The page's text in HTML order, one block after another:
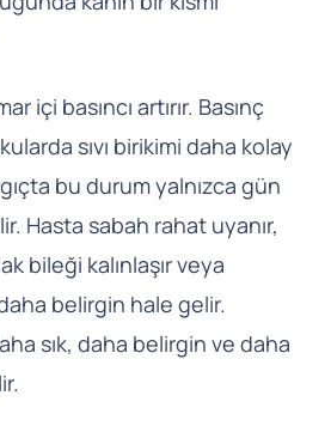
içi basıncı artırır. Basınç
sıvı birikimi daha kolay
bu durum yalnızca gün
Hasta sabah rahat uyanır,
bileği kalınlaşır veya
belirgin hale gelir.
sık, daha belirgin ve daha